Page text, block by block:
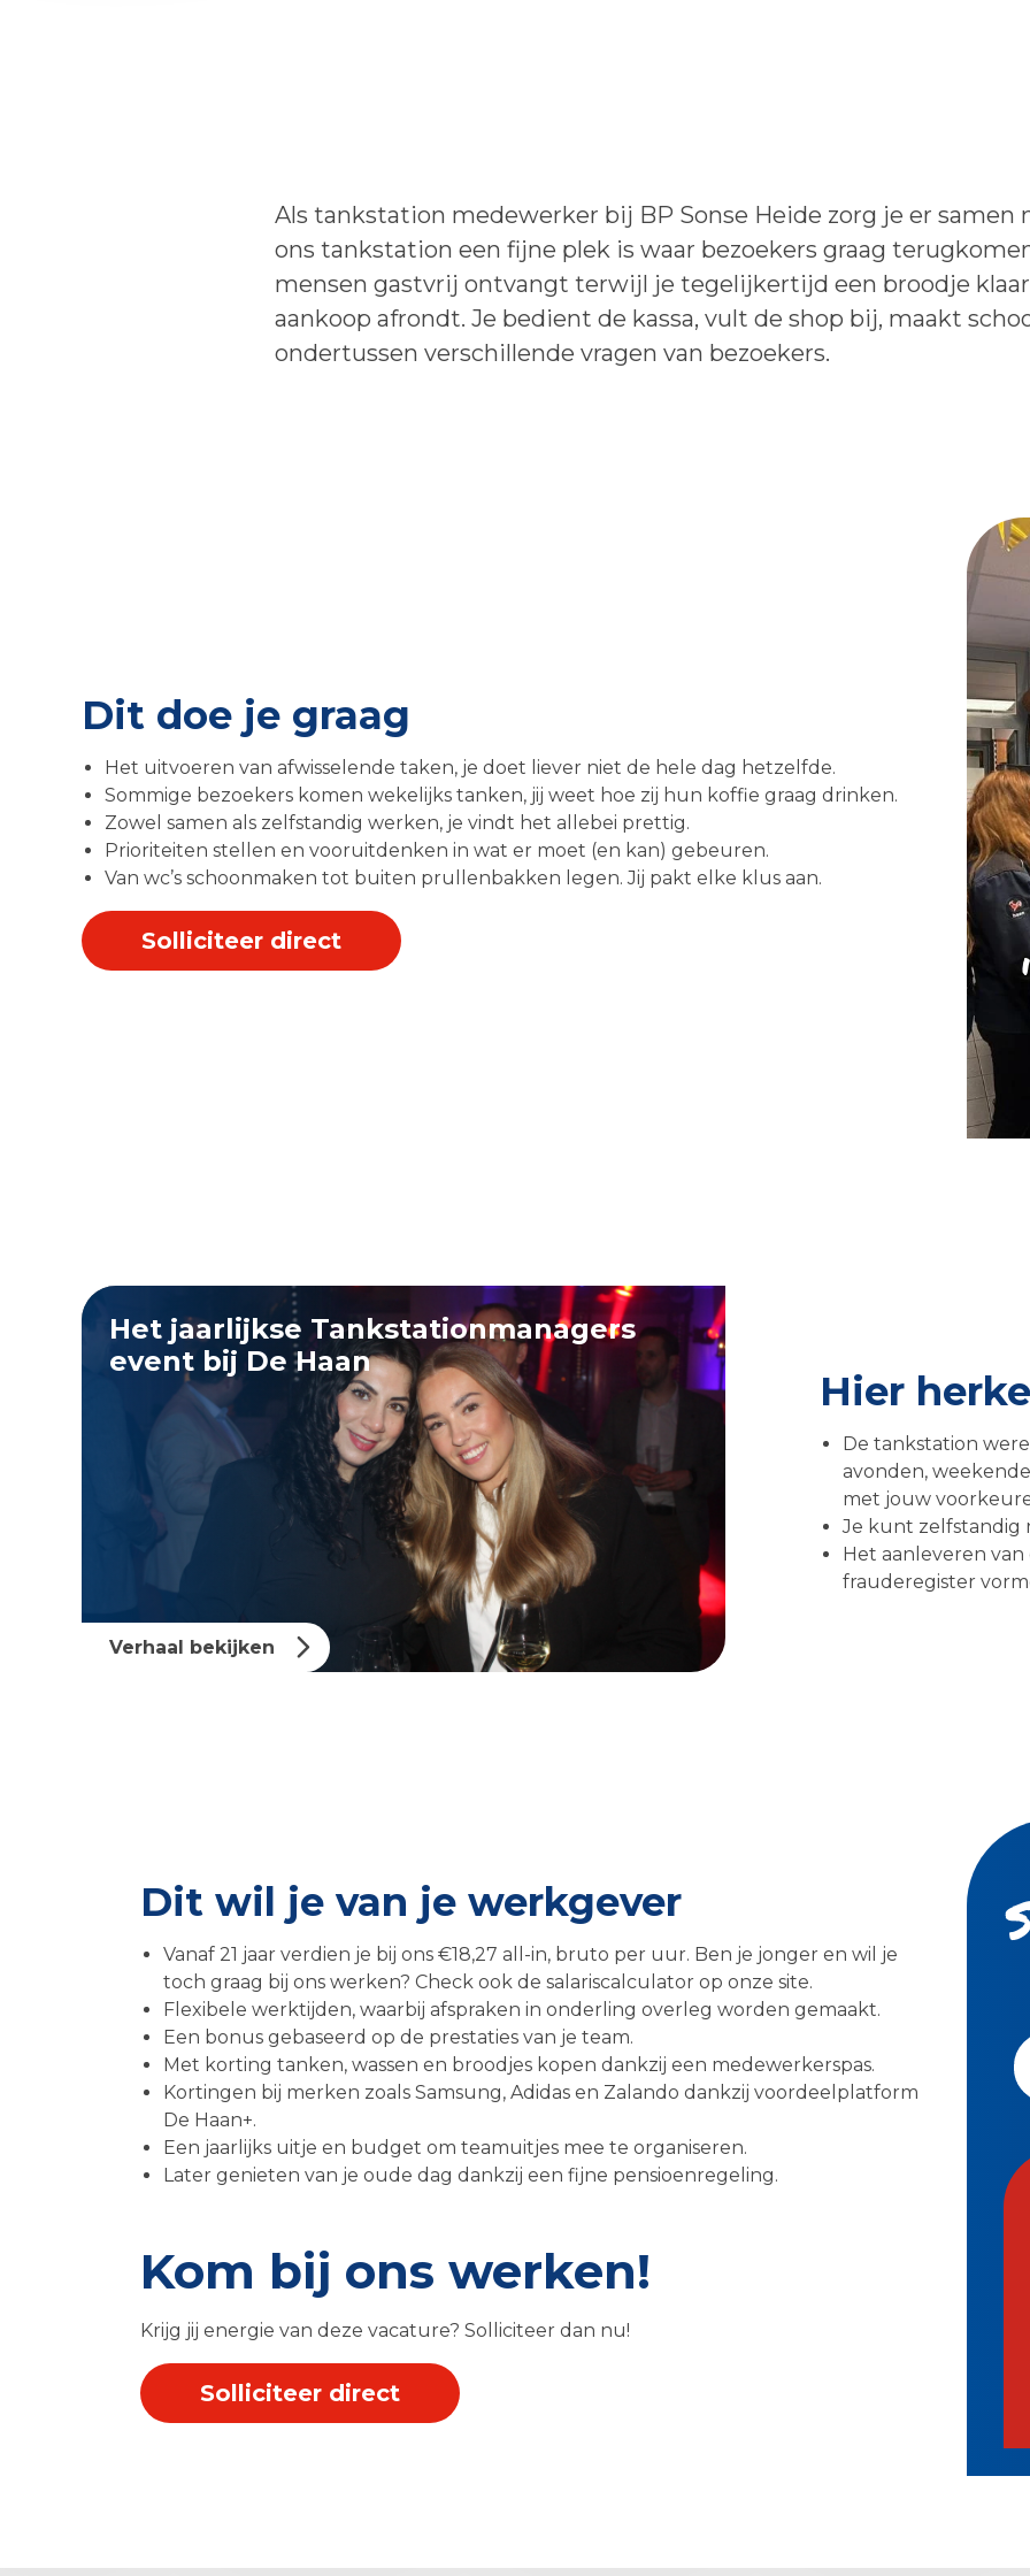
Als tankstation medewerker bij BP Sonse Heide zorg je er samen
ons tankstation een fijne plek is waar bezoekers graag
mensen gastvrij ontvangt terwijl je tegelijkertijd een broodje
aankoop afrondt. Je bedient de kassa, vult de shop bij, maakt
ondertussen verschillende vragen van bezoekers.
Dit doe je graag
Het uitvoeren van afwisselende taken, je doet liever niet de hele dag hetzelfde.
Sommige bezoekers komen wekelijks tanken, jij weet hoe zij hun koffie graag drinken.
Zowel samen als zelfstandig werken, je vindt het allebei prettig.
Prioriteiten stellen en vooruitdenken in wat er moet (en kan) gebeuren.
Van wc’s schoonmaken tot buiten prullenbakken legen. Jij pakt elke klus aan.
Solliciteer direct
Het jaarlijkse Tankstationmanagers
event bij De Haan
Verhaal bekijken
Hier
De tankstation
avonden,
met jouw
Je kunt zelfstandig
Het aanleveren
frauderegister
Dit wil je van je werkgever
Vanaf 21 jaar verdien je bij ons €18,27 all-in, bruto per uur. Ben je jonger en wil je
toch graag bij ons werken? Check ook de salariscalculator op onze site.
Flexibele werktijden, waarbij afspraken in onderling overleg worden gemaakt.
Een bonus gebaseerd op de prestaties van je team.
Met korting tanken, wassen en broodjes kopen dankzij een medewerkerspas.
Kortingen bij merken zoals Samsung, Adidas en Zalando dankzij voordeelplatform
De Haan+.
Een jaarlijks uitje en budget om teamuitjes mee te organiseren.
Later genieten van je oude dag dankzij een fijne pensioenregeling.
Kom bij ons werken!
Krijg jij energie van deze vacature? Solliciteer dan nu!
Solliciteer direct